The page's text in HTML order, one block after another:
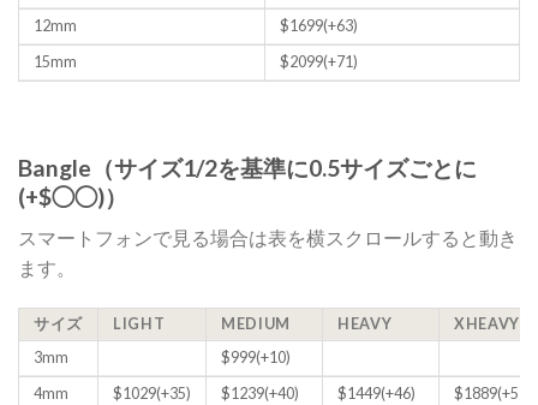
12mm
$1699(+63)
15mm
$2099(+71)
Bangle（サイズ1/2を基準に0.5サイズごとに
(+$◯◯)）
スマートフォンで見る場合は表を横スクロールすると動き
ます。
サイズ LIGHT MEDIUM HEAVY
XHEAVY
3mm
$999(+10)
4mm
$1029(+35) $1239(+40) $1449(+46)
$1889(+57)